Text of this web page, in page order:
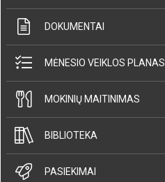
DOKUMENTAI
MĖNESIO VEIKLOS PLANAS
MOKINIŲ MAITINIMAS
BIBLIOTEKA
PASIEKIMAI